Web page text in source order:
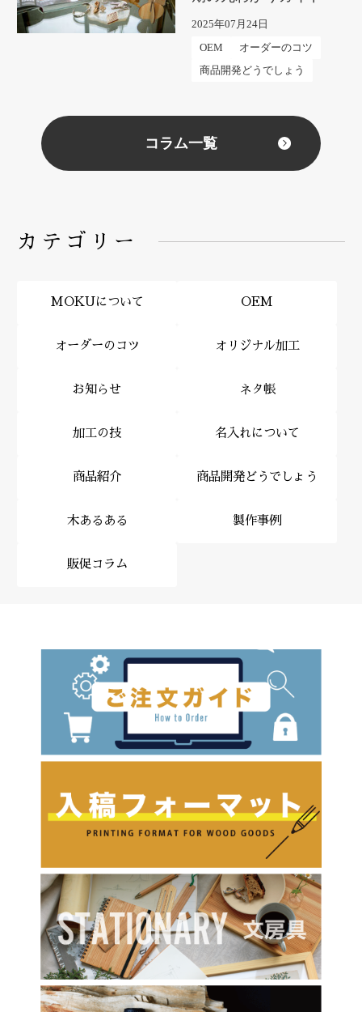
2025年07月24日
OEM
オーダーのコツ
商品開発どうでしょう
コラム一覧
カテゴリー
MOKUについて OEM
オーダーのコツ オリジナル加工
お知らせ ネタ帳
加工の技 名入れについて
商品紹介 商品開発どうでしょう
木あるある 製作事例
販促コラム